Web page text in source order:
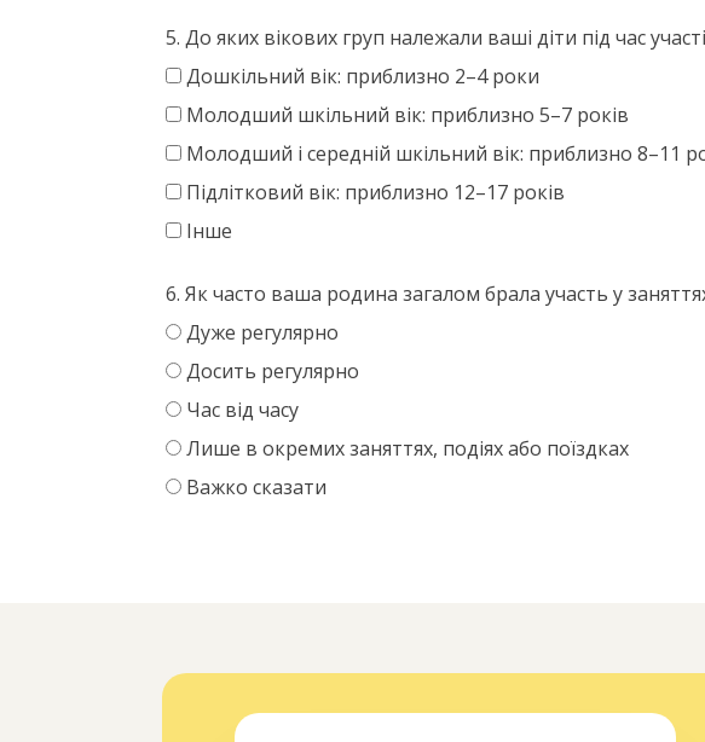
5. До яких вікових груп належали ваші діти під час участі
Дошкільний вік: приблизно 2–4 роки
Молодший шкільний вік: приблизно 5–7 років
Молодший і середній шкільний вік: приблизно 8–11
Підлітковий вік: приблизно 12–17 років
Інше
6. Як часто ваша родина загалом брала участь у
Дуже регулярно
Досить регулярно
Час від часу
Лише в окремих заняттях, подіях або поїздках
Важко сказати